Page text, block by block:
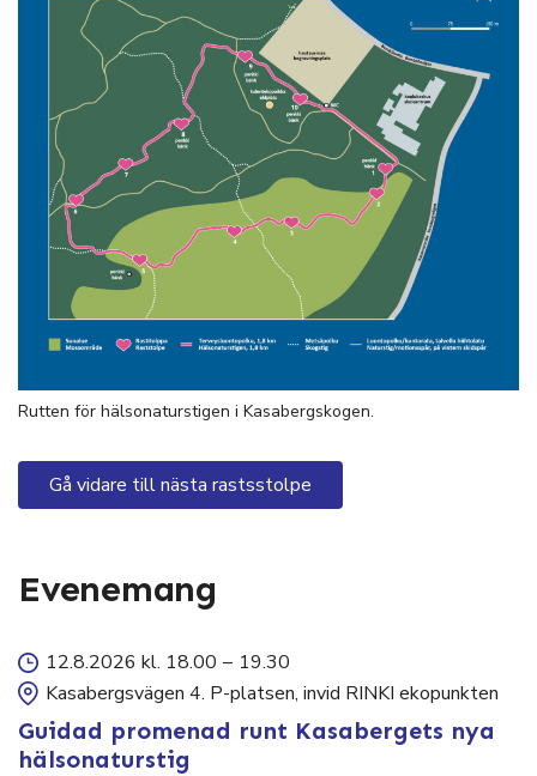
Rutten för hälsonaturstigen i Kasabergskogen.
Gå vidare till nästa rastsstolpe
Evenemang
12.8.2026 kl. 18.00 – 19.30
Kasabergsvägen 4. P-platsen, invid RINKI ekopunkten
Guidad promenad runt Kasabergets nya
hälsonaturstig